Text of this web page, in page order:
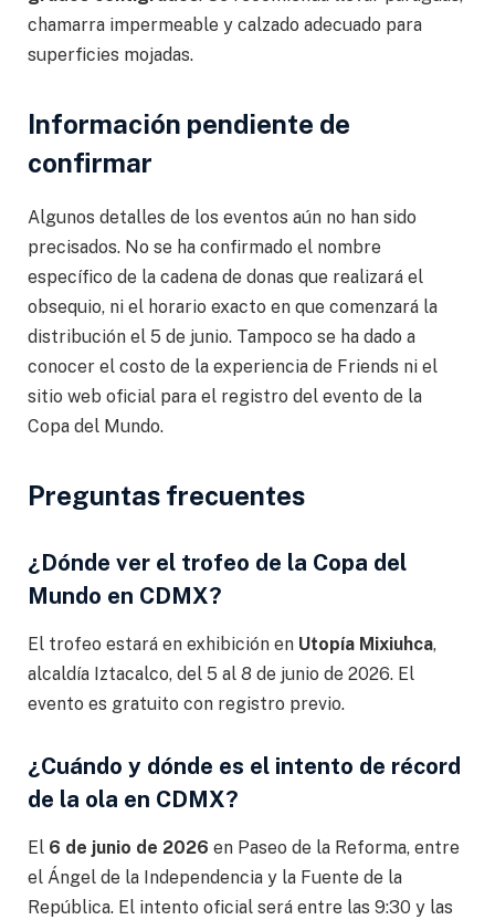
chamarra impermeable y calzado adecuado para
superficies mojadas.
Información pendiente de
confirmar
Algunos detalles de los eventos aún no han sido
precisados. No se ha confirmado el nombre
específico de la cadena de donas que realizará el
obsequio, ni el horario exacto en que comenzará la
distribución el 5 de junio. Tampoco se ha dado a
conocer el costo de la experiencia de Friends ni el
sitio web oficial para el registro del evento de la
Copa del Mundo.
Preguntas frecuentes
¿Dónde ver el trofeo de la Copa del
Mundo en CDMX?
El trofeo estará en exhibición en Utopía Mixiuhca,
alcaldía Iztacalco, del 5 al 8 de junio de 2026. El
evento es gratuito con registro previo.
¿Cuándo y dónde es el intento de récord
de la ola en CDMX?
El 6 de junio de 2026 en Paseo de la Reforma, entre
el Ángel de la Independencia y la Fuente de la
República. El intento oficial será entre las 9:30 y las